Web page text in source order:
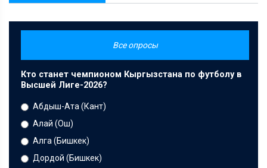
Все опросы
Кто станет чемпионом Кыргызстана по футболу в
Высшей Лиге-2026?
Абдыш-Ата (Кант)
Алай (Ош)
Алга (Бишкек)
Дордой (Бишкек)